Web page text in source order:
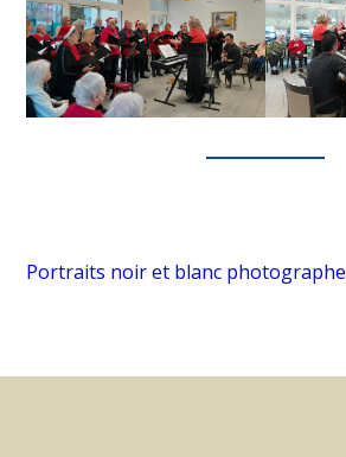
Portraits noir et blanc photographe